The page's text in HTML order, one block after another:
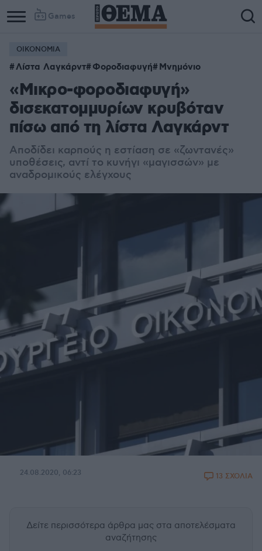
Games
ΟΙΚΟΝΟΜΙΑ
Λίστα Λαγκάρντ Φοροδιαφυγή Μνημόνιo
«Μικρο-φοροδιαφυγή»
δισεκατομμυρίων κρυβόταν
πίσω από τη λίστα Λαγκάρντ
Αποδίδει καρπούς η εστίαση σε «ζωντανές»
υποθέσεις, αντί το κυνήγι «μαγισσών» με
αναδρομικούς ελέγχους
24.08.2020, 06:23 13 ΣΧΟΛΙΑ
Δείτε περισσότερα άρθρα μας στα αποτελέσματα
αναζήτησης